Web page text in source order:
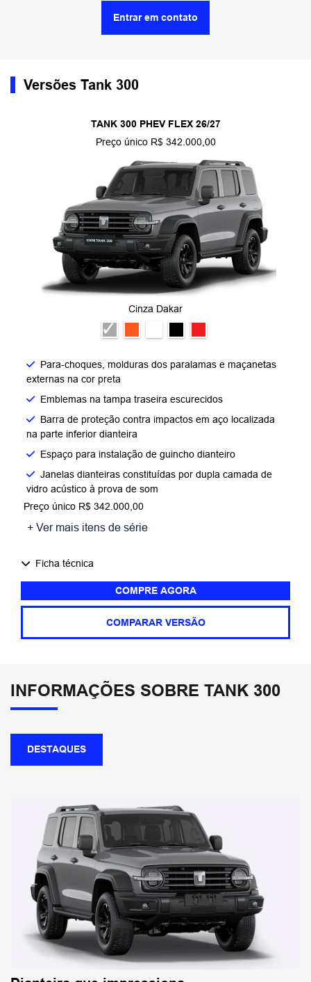
Entrar em contato
Versões Tank 300
TANK 300 PHEV FLEX 26/27
Preço único R$ 342.000,00
Cinza Dakar
Para-choques, molduras dos paralamas e maçanetas
externas na cor preta
Emblemas na tampa traseira escurecidos
Barra de proteção contra impactos em aço localizada
na parte inferior dianteira
Espaço para instalação de guincho dianteiro
Janelas dianteiras constituídas por dupla camada de
vidro acústico à prova de som
Preço único R$ 342.000,00
+ Ver mais itens de série
Ficha técnica
COMPRE AGORA
COMPARAR VERSÃO
INFORMAÇÕES SOBRE TANK 300
DESTAQUES